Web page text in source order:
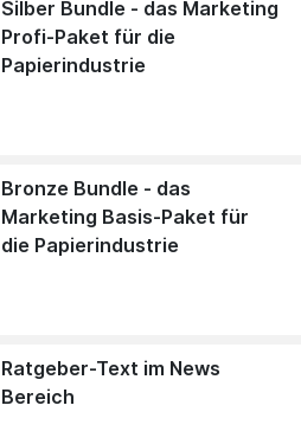
Silber Bundle - das Marketing
Profi-Paket für die
Papierindustrie
Bronze Bundle - das
Marketing Basis-Paket für
die Papierindustrie
Ratgeber-Text im News
Bereich